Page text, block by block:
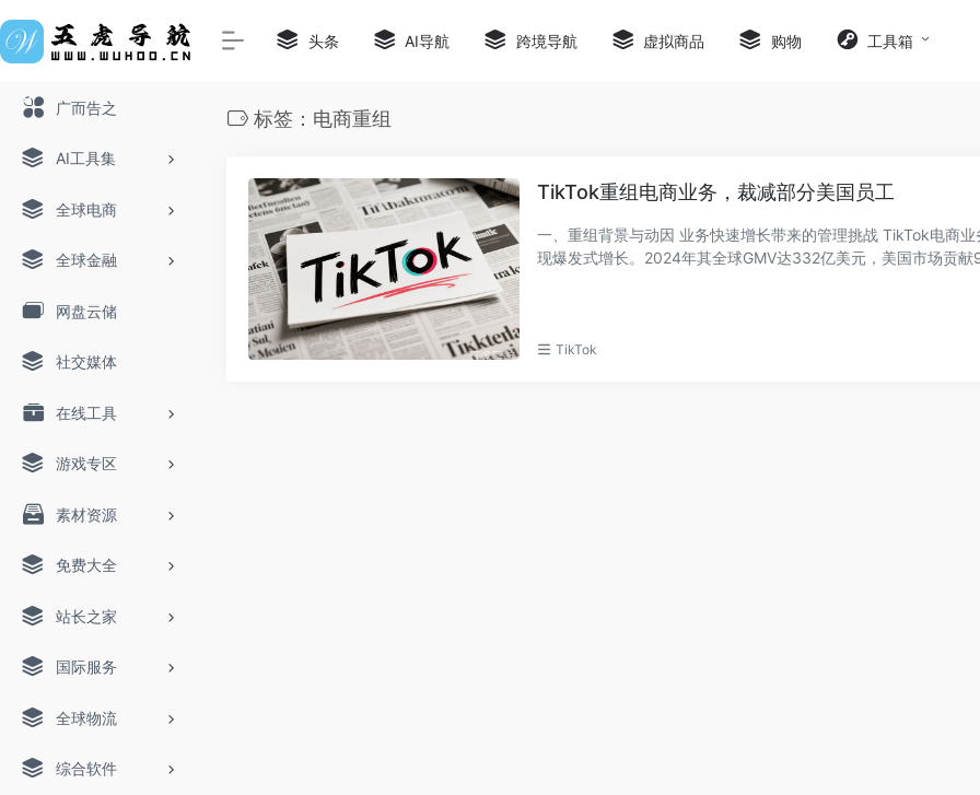
广而告之
AI工具集
全球电商
全球金融
网盘云储
社交媒体
在线工具
游戏专区
素材资源
免费大全
站长之家
国际服务
全球物流
综合软件
头条 AI导航 跨境导航 虚拟商品 购物 工具箱
标签：电商重组
TikTok重组电商业务，裁减部分美国员工
一、重组背景与动因 业务快速增长带来的管理挑战 TikTok电商业务近年来呈
现爆发式增长。2024年其全球GMV达332亿美元，美国市场贡献
TikTok